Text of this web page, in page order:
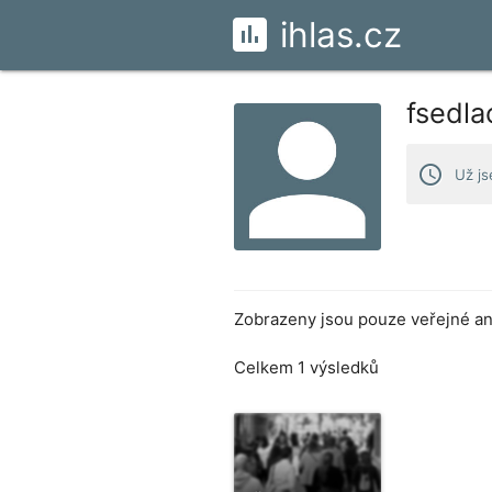
ihlas.cz
access_time Už
Zobrazeny jsou pouze veřejné
Celkem 1 výsledků